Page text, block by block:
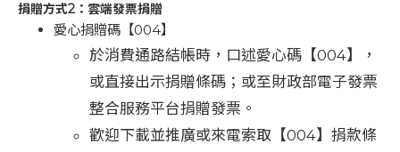
捐贈方式2：雲端發票捐贈
愛心捐贈碼【004】
於消費通路結帳時，口述愛心碼【004】，
或直接出示捐贈條碼；或至財政部電子發票
整合服務平台捐贈發票。
歡迎下載並推廣或來電索取【004】捐款條